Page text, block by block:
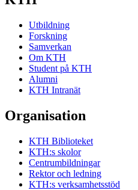
Utbildning
Forskning
Samverkan
Om KTH
Student på KTH
Alumni
KTH Intranät
Organisation
KTH Biblioteket
KTH:s skolor
Centrumbildningar
Rektor och ledning
KTH:s verksamhetsstöd